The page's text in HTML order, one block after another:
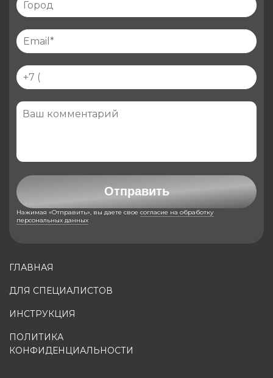
ГЛАВНАЯ
ДЛЯ СПЕЦИАЛИСТОВ
ИНСТРУКЦИЯ
ПОЛИТИКА
КОНФИДЕНЦИАЛЬНОСТИ
Отправить
Нажимая «Отправить», вы даете свое согласие на обработку
персональных данных